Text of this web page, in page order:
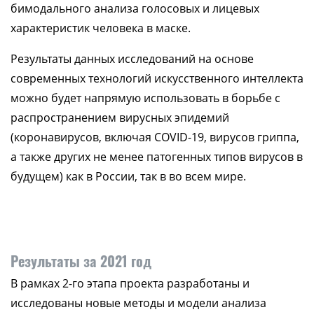
бимодального анализа голосовых и лицевых
характеристик человека в маске.
Результаты данных исследований на основе
современных технологий искусственного интеллекта
можно будет напрямую использовать в борьбе с
распространением вирусных эпидемий
(коронавирусов, включая COVID-19, вирусов гриппа,
а также других не менее патогенных типов вирусов в
будущем) как в России, так в во всем мире.
Результаты за 2021 год
В рамках 2-го этапа проекта разработаны и
исследованы новые методы и модели анализа